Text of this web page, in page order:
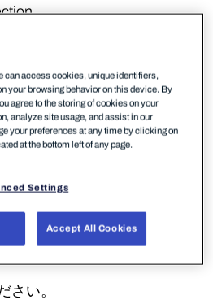
時のご注意]
ョン」に隔離ルールが設定
トール端末が対象範囲／対
リモートアクセスができな
されないよう、自動アクシ
。
さい。
can access cookies, unique identifiers,
your browsing behavior on this device. By
agree to the storing of cookies on your
analyze site usage, and assist in our
your preferences at any time by clicking on
at the bottom left of any page.
Settings
Accept All Cookies